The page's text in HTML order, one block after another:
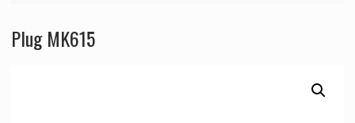
Plug MK615